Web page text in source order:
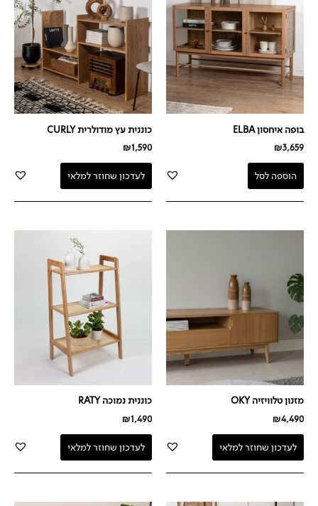
בופה איחסון ELBA
₪3,659
הוספה לסל
כוננית עץ מודולרית CURLY
₪1,590
לעדכון שחוזר למלאי
מזנון טלוויזיה OKY
₪4,490
לעדכון שחוזר למלאי
כוננית נמוכה RATY
₪1,490
לעדכון שחוזר למלאי